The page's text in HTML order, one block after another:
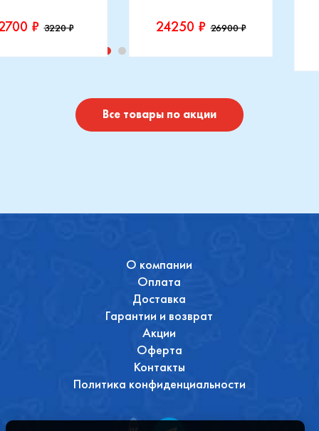
₽ 3220 ₽ 24250 ₽ 26900 ₽
Производитель::
Купить
Все товары по акции
О компании
Оплата
Доставка
Гарантии и возврат
Акции
Оферта
Контакты
Политика конфиденциальности